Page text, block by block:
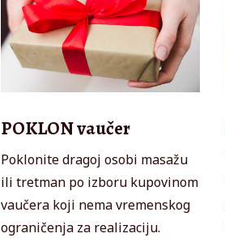
POKLON vaučer
Poklonite dragoj osobi masažu
ili tretman po izboru kupovinom
vaučera koji nema vremenskog
ograničenja za realizaciju.